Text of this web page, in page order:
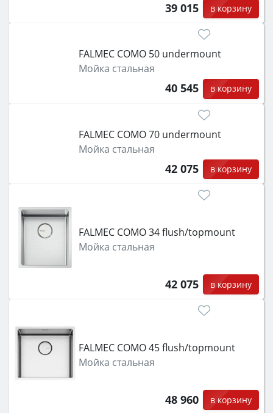
39 015 в корзину
FALMEC COMO 50 undermount
Мойка стальная
40 545 в корзину
FALMEC COMO 70 undermount
Мойка стальная
42 075 в корзину
FALMEC COMO 34 flush/topmount
Мойка стальная
42 075 в корзину
FALMEC COMO 45 flush/topmount
Мойка стальная
48 960 в корзину